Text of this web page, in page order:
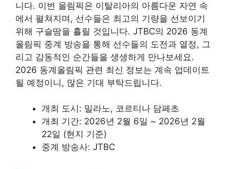
니다. 이번 올림픽은 이탈리아의 아름다운 자연 속
에서 펼쳐지며, 선수들은 최고의 기량을 선보이기
위해 구슬땀을 흘릴 것입니다. JTBC의 2026 동계
올림픽 중계 방송을 통해 선수들의 도전과 열정, 그
리고 감동적인 순간들을 생생하게 만나보세요.
2026 동계올림픽 관련 최신 정보는 계속 업데이트
될 예정이니, 많은 기대 부탁드립니다.
개최 도시: 밀라노, 코르티나 담페초
개최 기간: 2026년 2월 6일 ~ 2026년 2월
22일 (현지 기준)
중계 방송사: JTBC